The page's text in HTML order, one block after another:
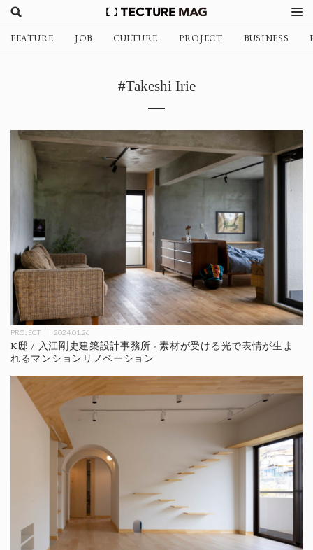
FEATURE JOB CULTURE PROJECT BUSINESS
#Takeshi Irie
PROJECT 2024.01.26
K邸 / 入江剛史建築設計事務所 - 素材が受ける光で表情が生ま
れるマンションリノベーション